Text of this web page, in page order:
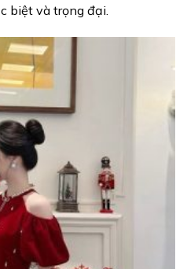
biệt và trọng đại.